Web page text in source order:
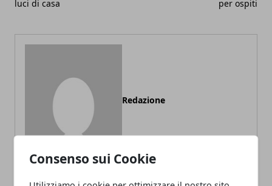
Consenso sui Cookie
luci di casa per ospiti
Redazione